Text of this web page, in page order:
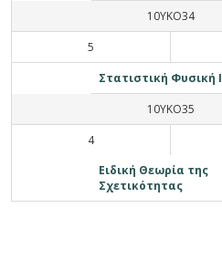
10ΥΚΟ34
5
Στατιστική Φυσική I
10ΥΚΟ35
4
Ειδική Θεωρία της
Σχετικότητας